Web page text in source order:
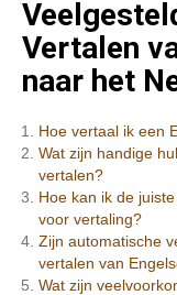
Vertalen
naar het
Hoe vertaal ik een
Wat zijn handige
vertalen?
Hoe kan ik de
voor vertaling?
Zijn automatische
vertalen van
Wat zijn